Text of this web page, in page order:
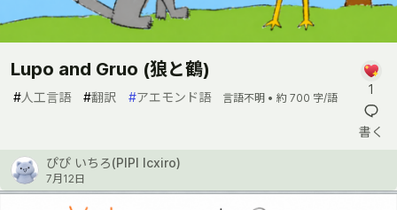
Lupo and Gruo (狼と鶴)
#人工言語 #翻訳 #アエモンド語 言語不明 • 約 700 字/語
1
書く
ぴぴ いちろ(PIPI Icxiro)
7月12日